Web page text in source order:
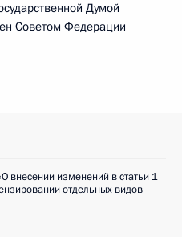
Думой
Советом Федерации
внесении изменений в статьи 1
отдельных видов